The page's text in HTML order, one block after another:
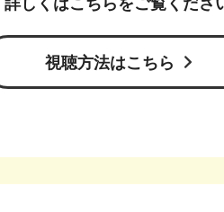
視聴方法はこちら